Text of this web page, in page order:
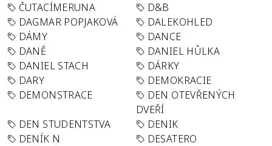
ČUTACÍMERUNA
D&B
DAGMAR POPJAKOVÁ
DALEKOHLED
DÁMY
DANCE
DANĚ
DANIEL HŮLKA
DANIEL STACH
DÁRKY
DARY
DEMOKRACIE
DEMONSTRACE
DEN OTEVŘENÝCH
DVEŘÍ
DEN STUDENTSTVA
DENIK
DENÍK N
DESATERO